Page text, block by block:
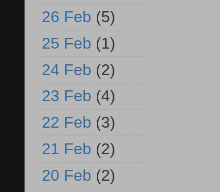
26 Feb (5)
25 Feb (1)
24 Feb (2)
23 Feb (4)
22 Feb (3)
21 Feb (2)
20 Feb (2)